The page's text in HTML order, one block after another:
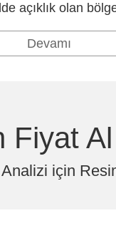
açıklık olan
Devamı
Fiyat Al
için